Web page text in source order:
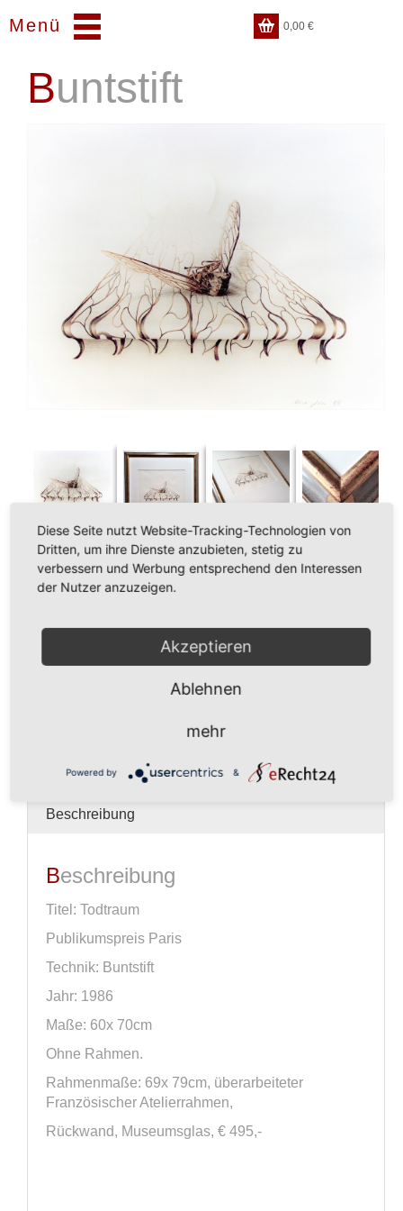
Menü 0,00€
Buntstift
2.495,00€
Menge
Versandkosten
Beschreibung
Beschreibung
Titel: Todtraum
Publikumspreis Paris
Technik: Buntstift
Jahr: 1986
Maße: 60x 70cm
Ohne Rahmen.
Rahmenmaße: 69x 79cm, überarbeiteter
Französischer Atelierrahmen,
Rückwand, Museumsglas, € 495,-
Diese Seite nutzt Website-Tracking-Technologien von
Dritten, um ihre Dienste anzubieten, stetig zu
verbessern und Werbung entsprechend den Interessen
der Nutzer anzuzeigen.
Akzeptieren
Ablehnen
mehr
Powered by &